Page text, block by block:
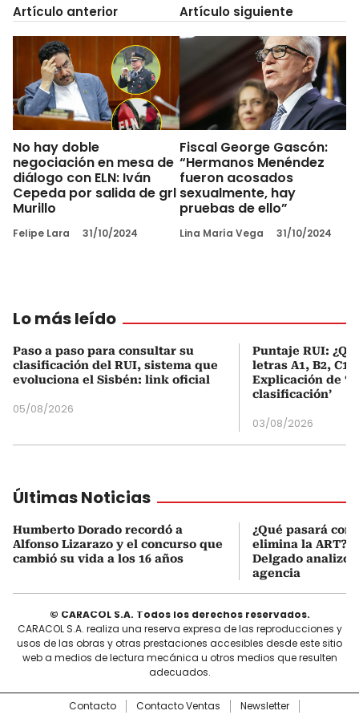
Artículo anterior
No hay doble
negociación en mesa de
diálogo con ELN: Iván
Cepeda por salida de grl
Murillo
Felipe Lara 31/10/2024
Artículo siguiente
Fiscal George Gascón:
“Hermanos Menéndez
fueron acosados
sexualmente, hay
pruebas de ello”
Lina María Vega 31/10/2024
Lo más leído
Paso a paso para consultar su
clasificación del RUI, sistema que
evoluciona el Sisbén: link oficial
05/08/2026
Puntaje RUI:
letras A1, B2, C1
Explicación de
clasificación’
03/08/2026
Últimas Noticias
Humberto Dorado recordó a
Alfonso Lizarazo y el concurso que
cambió su vida a los 16 años
¿Qué pasará con
elimina la ART?
Delgado analizó
agencia
© CARACOL S.A. Todos los derechos reservados.
CARACOL S.A. realiza una reserva expresa de las reproducciones y
usos de las obras y otras prestaciones accesibles desde este sitio
web a medios de lectura mecánica u otros medios que resulten
adecuados.
Contacto Contacto Ventas
Newsletter